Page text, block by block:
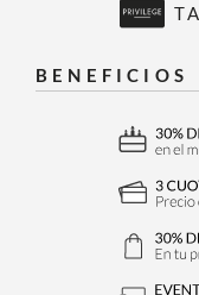
BENEFICIOS